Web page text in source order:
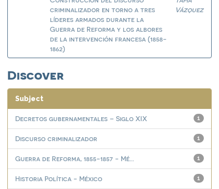
criminalizador en torno a tres
líderes armados durante la
Guerra de Reforma y los albores
de la intervención francesa (1858-
1862)
Vázquez
Discover
Subject
1
Decretos gubernamentales – Siglo XIX
1
Discurso criminalizador
1
Guerra de Reforma, 1855-1857 - Mé...
1
Historia Política - México